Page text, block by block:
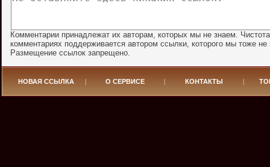
Комментарии принадлежат их авторам, которых мы не знаем.
комментариях поддерживается автором ссылки, которого мы тоже не
Размещение ссылок запрещено.
НОВАЯ ССЫЛКА О СЕРВИСЕ КОНТАКТЫ